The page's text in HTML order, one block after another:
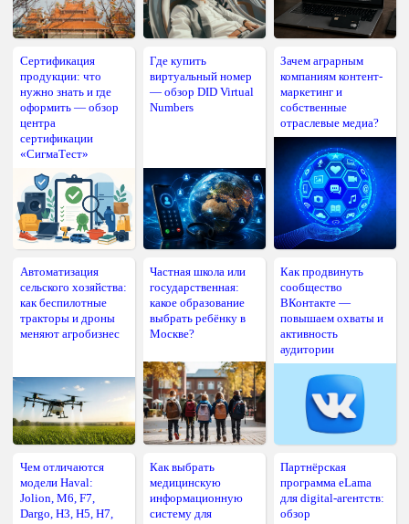
Сертификация
продукции: что
нужно знать и где
оформить — обзор
центра
сертификации
«СигмаТест»
Где купить
виртуальный номер
— обзор DID Virtual
Numbers
Зачем аграрным
компаниям контент-
маркетинг и
собственные
отраслевые медиа?
Автоматизация
сельского хозяйства:
как беспилотные
тракторы и дроны
меняют агробизнес
Частная школа или
государственная:
какое образование
выбрать ребёнку в
Москве?
Как продвинуть
сообщество
ВКонтакте —
повышаем охваты и
активность
аудитории
Чем отличаются
модели Haval:
Jolion, M6, F7,
Dargo, H3, H5, H7,
Как выбрать
медицинскую
информационную
систему для
Партнёрская
программа eLama
для digital-агентств:
обзор